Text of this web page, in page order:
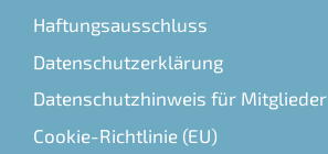
Haftungsausschluss
Datenschutzerklärung
Datenschutzhinweis für Mitglieder
Cookie-Richtlinie (EU)